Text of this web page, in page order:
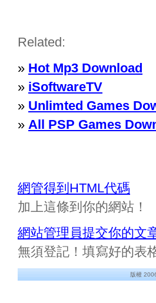
Related:
» Hot Mp3 Download
» iSoftwareTV
» Unlimted Games
» All PSP Games
網管得到HTML代碼
加上這條到你的網站！
網站管理員提交你的文
無須登記！填寫好的表
版權